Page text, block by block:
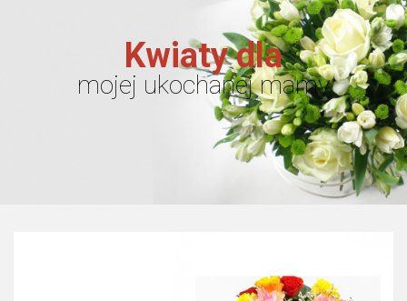
Kwiaty dla
mojej ukochanej mamy